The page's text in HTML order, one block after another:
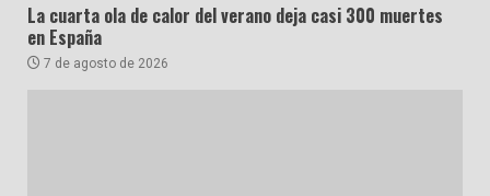
La cuarta ola de calor del verano deja casi 300 muertes
en España
7 de agosto de 2026